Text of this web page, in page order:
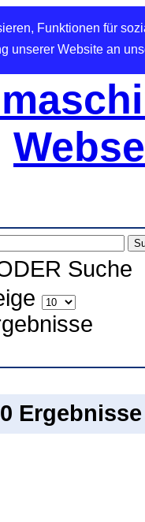
Funktionen für
Website an
Suche